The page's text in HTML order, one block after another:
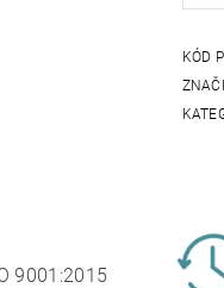
KÓD
9001:2015